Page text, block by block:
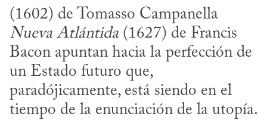
Nueva Atlántida (1627) de Francis
Bacon apuntan hacia la perfección de
un Estado futuro que,
paradójicamente, está siendo en el
tiempo de la enunciación de la utopía.